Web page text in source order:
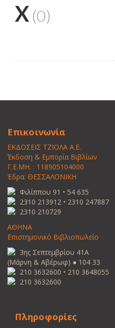
X (0)
Επικοινωνία
ΕΚΔΟΣΕΙΣ ΤΖΙΟΛΑ Α.Ε.
Έκδοση & Εμπορία Βιβλίων
Γ.Ε.ΜΗ. : 118905104000
Έδρα: ΘΕΣΣΑΛΟΝΙΚΗ
Φιλίππου 91 • 54 635
2310 213912 • 2310 247887
2310 210729
ΑΘΗΝΑ
Επιστημονικό Βιβλιοπωλείο
3ης Σεπτεμβρίου 41Α
(Μάρνη & Αβέρωφ) ● 104 33
210 3632600 • 210 3648055
210 3632600
Πληροφορίες